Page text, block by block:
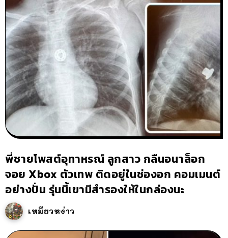
พี่ชายโพสต์อุทาหรณ์ ลูกสาว กลืนอนาล็อก
จอย Xbox ตัวเทพ ติดอยู่ในช่องอก คอมเมนต์
อย่างปั่น รุ่นนี้เขามีสำรองให้ในกล่องนะ
เหมียวหง่าว